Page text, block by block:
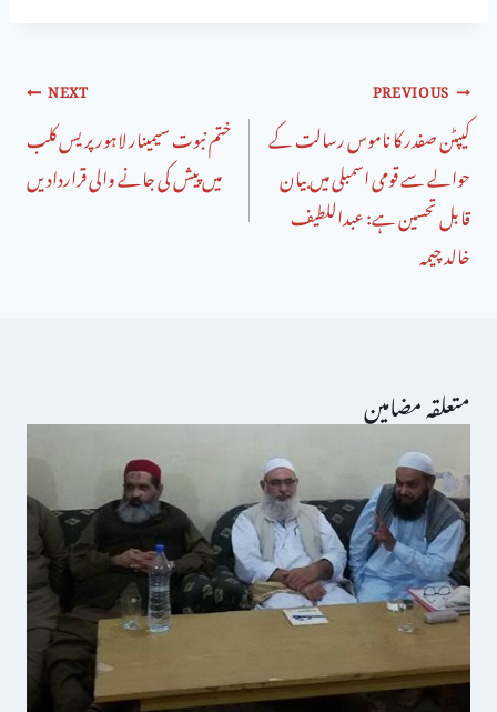
PREVIOUS
کیپٹن صفدر کا ناموس رسالت کے
حوالے سے قومی اسمبلی میں بیان
قابل تحسین ہے: عبداللطیف
خالد چیمہ
NEXT
ختم نبوت سیمینار لاہور پریس کلب
میں پیش کی جانے والی قراردادیں
متعلقہ مضامین